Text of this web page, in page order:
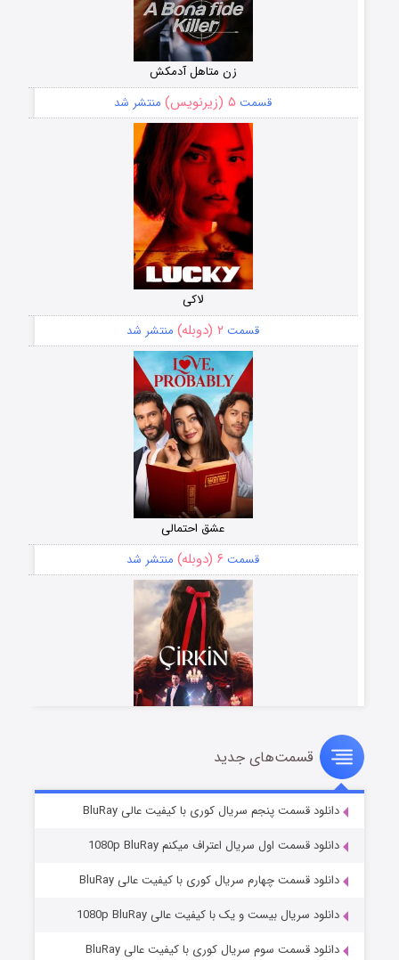
زن متاهل آدمکش
قسمت ۵ (زیرنویس) منتشر شد
لاکی
قسمت ۲ (دوبله) منتشر شد
عشق احتمالی
قسمت ۶ (دوبله) منتشر شد
سریال زشت
قسمت۵ (زیرنویس) منتشر شد
قسمت‌های جدید
دانلود قسمت پنجم سریال کوری با کیفیت عالی BluRay
دانلود قسمت اول سریال اعتراف میکنم 1080p BluRay
دانلود قسمت چهارم سریال کوری با کیفیت عالی BluRay
دانلود سریال بیست و یک با کیفیت عالی 1080p BluRay
دانلود قسمت سوم سریال کوری با کیفیت عالی BluRay